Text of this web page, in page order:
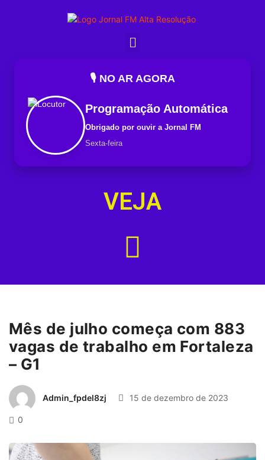
🎙️ NO AR AGORA
Programação Automática
Obrigado por ouvir a Jornal FM
Sexta-feira
VEJA
Mês de julho começa com 883
vagas de trabalho em Fortaleza
– G1
Admin_fpdel8zj 15 de dezembro de 2023
0